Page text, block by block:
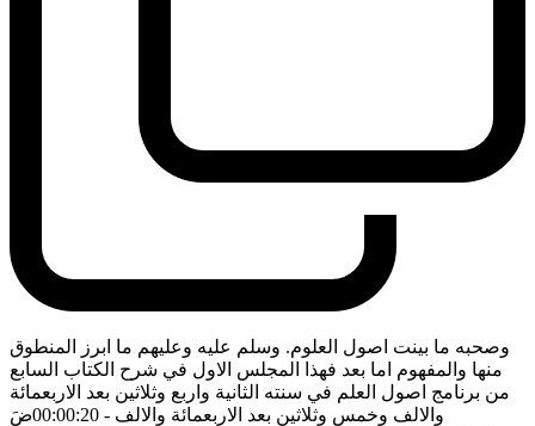
وصحبه ما بينت اصول العلوم. وسلم عليه وعليهم ما ابرز المنطوق
منها والمفهوم اما بعد فهذا المجلس الاول في شرح الكتاب السابع
من برنامج اصول العلم في سنته الثانية واربع وثلاثين بعد الاربعمائة
والالف وخمس وثلاثين بعد الاربعمائة والالف - 00:00:20 ضَ